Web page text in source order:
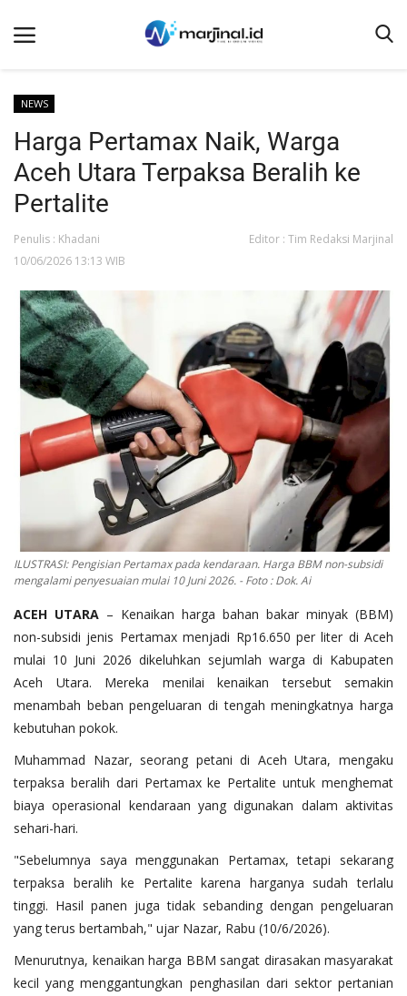
Beranda
NEWS
Redaksi
EDUKASI
LINTAS DESA
WISATA
LENSA
ADVETORIAL
OPINI
Kontak
Ketentuan dan Layanan
Pedoman Media Siber
Alamat Kami
Tentang Kami
Login
Daftar
NEWS
Harga Pertamax Naik, Warga
Aceh Utara Terpaksa Beralih ke
Pertalite
Penulis : Khadani
Editor : Tim Redaksi Marjinal
10/06/2026 13:13 WIB
ILUSTRASI: Pengisian Pertamax pada kendaraan. Harga BBM non-subsidi
mengalami penyesuaian mulai 10 Juni 2026. - Foto : Dok. Ai
ACEH UTARA – Kenaikan harga bahan bakar minyak (BBM)
non-subsidi jenis Pertamax menjadi Rp16.650 per liter di Aceh
mulai 10 Juni 2026 dikeluhkan sejumlah warga di Kabupaten
Aceh Utara. Mereka menilai kenaikan tersebut semakin
menambah beban pengeluaran di tengah meningkatnya harga
kebutuhan pokok.
Muhammad Nazar, seorang petani di Aceh Utara, mengaku
terpaksa beralih dari Pertamax ke Pertalite untuk menghemat
biaya operasional kendaraan yang digunakan dalam aktivitas
sehari-hari.
"Sebelumnya saya menggunakan Pertamax, tetapi sekarang
terpaksa beralih ke Pertalite karena harganya sudah terlalu
tinggi. Hasil panen juga tidak sebanding dengan pengeluaran
yang terus bertambah," ujar Nazar, Rabu (10/6/2026).
Menurutnya, kenaikan harga BBM sangat dirasakan masyarakat
kecil yang menggantungkan penghasilan dari sektor pertanian